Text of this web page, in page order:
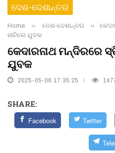
ଦେଶ-ଦେଶାନ୍ତର
Home ›› ଦେଶ-ଦେଶାନ୍ତର ››
ନାଚିଲେ ଯୁବକ
କେଦାରନାଥ ମନ୍ଦିରରେ
ଯୁବକ
2025-05-06 17:35:25
SHARE:
Facebook Twitter